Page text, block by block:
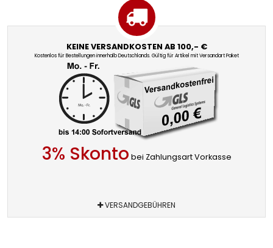
KEINE VERSANDKOSTEN AB 100,- €
Kostenlos für Bestellungen innerhalb Deutschlands. Gültig für Artikel mit Versandart Paket
3% Skonto bei Zahlungsart Vorkasse
VERSANDGEBÜHREN